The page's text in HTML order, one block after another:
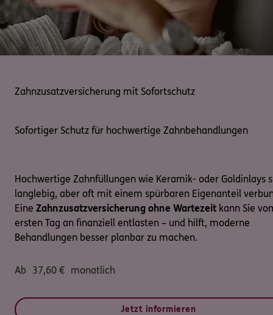
Zahnzusatzversicherung mit Sofortschutz
Sofortiger Schutz für hochwertige Zahnbehandlungen
Hochwertige Zahnfüllungen wie Keramik- oder Goldinlays
langlebig, aber oft mit einem spürbaren Eigenanteil
Eine Zahnzusatzversicherung ohne Wartezeit kann Sie
ersten Tag an finanziell entlasten – und hilft, moderne
Behandlungen besser planbar zu machen.
Ab 37,60 € monatlich
Jetzt informieren